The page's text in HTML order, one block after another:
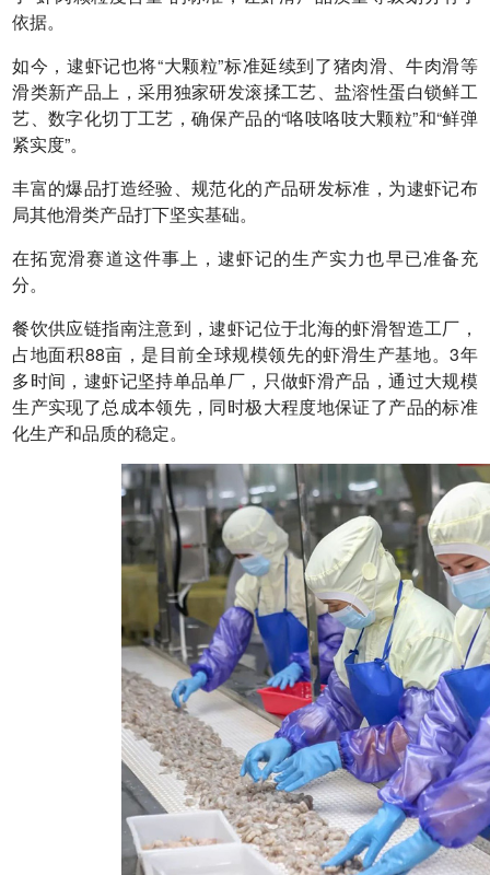
依据。
如今，逮虾记也将“大颗粒”标准延续到了猪肉滑、牛肉滑等
滑类新产品上，采用独家研发滚揉工艺、盐溶性蛋白锁鲜工
艺、数字化切丁工艺，确保产品的“咯吱咯吱大颗粒”和“鲜弹
紧实度”。
丰富的爆品打造经验、规范化的产品研发标准，为逮虾记布
局其他滑类产品打下坚实基础。
在拓宽滑赛道这件事上，逮虾记的生产实力也早已准备充
分。
餐饮供应链指南注意到，逮虾记位于北海的虾滑智造工厂，
占地面积88亩，是目前全球规模领先的虾滑生产基地。3年
多时间，逮虾记坚持单品单厂，只做虾滑产品，通过大规模
生产实现了总成本领先，同时极大程度地保证了产品的标准
化生产和品质的稳定。